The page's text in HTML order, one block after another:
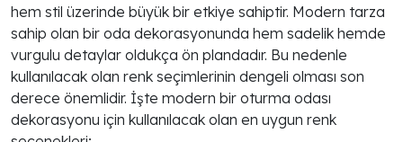
hem stil üzerinde büyük bir etkiye sahiptir. Modern tarza
sahip olan bir oda dekorasyonunda hem sadelik hemde
vurgulu detaylar oldukça ön plandadır. Bu nedenle
kullanılacak olan renk seçimlerinin dengeli olması son
derece önemlidir. İşte modern bir oturma odası
dekorasyonu için kullanılacak olan en uygun renk